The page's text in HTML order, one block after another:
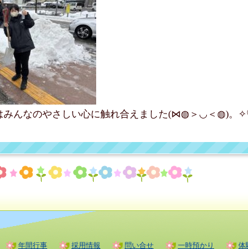
みんなのやさしい心に触れ合えました(⋈◍＞◡＜◍)。
年間行事 採用情報 問い合せ 一時預かり 体